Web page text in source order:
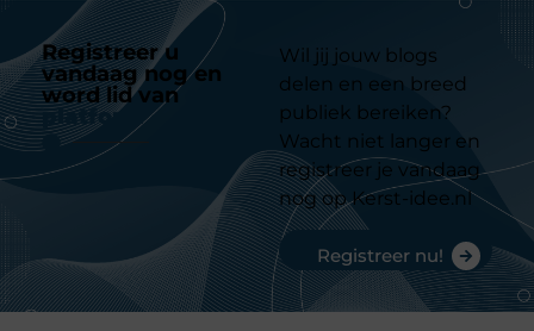
Registreer u
vandaag nog en
word lid van
platform
Wil jij jouw blogs
delen en een breed
publiek bereiken?
Wacht niet langer en
registreer je vandaag
nog op Kerst-idee.nl
Registreer nu!